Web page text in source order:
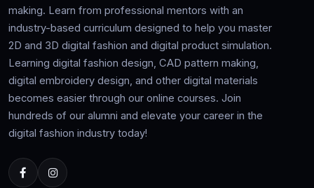
making. Learn from professional mentors with an
industry-based curriculum designed to help you master
2D and 3D digital fashion and digital product simulation.
Learning digital fashion design, CAD pattern making,
digital embroidery design, and other digital materials
becomes easier through our online courses. Join
hundreds of our alumni and elevate your career in the
digital fashion industry today!